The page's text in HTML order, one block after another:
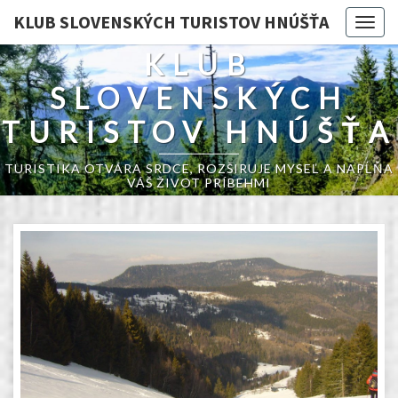
KLUB SLOVENSKÝCH TURISTOV HNÚŠŤA
KLUB
SLOVENSKÝCH
TURISTOV HNÚŠŤA
TURISTIKA OTVÁRA SRDCE, ROZŠIRUJE MYSEĽ A NAPĹŇA
VÁŠ ŽIVOT PRÍBEHMI